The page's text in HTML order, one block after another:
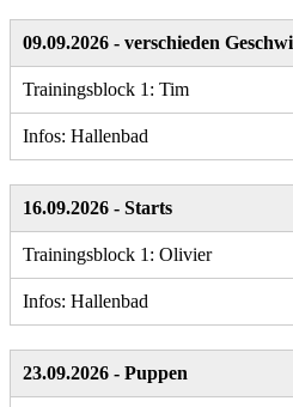
09.09.2026 - verschieden
Trainingsblock 1: Tim
Infos: Hallenbad
16.09.2026 - Starts
Trainingsblock 1: Olivier
Infos: Hallenbad
23.09.2026 - Puppen